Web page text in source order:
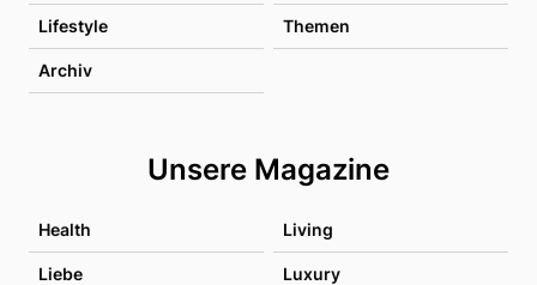
Lifestyle Themen
Archiv
Unsere Magazine
Health Living
Liebe Luxury